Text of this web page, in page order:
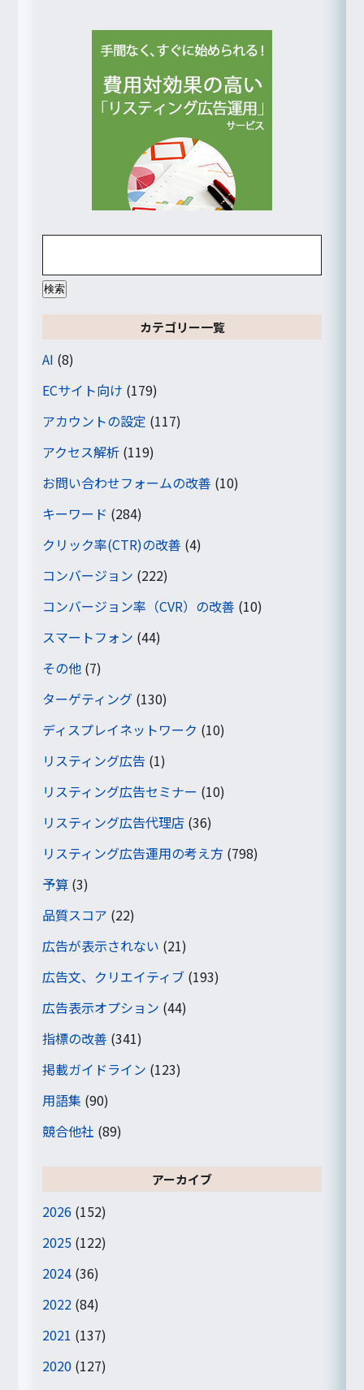
カテゴリー一覧
AI (8)
ECサイト向け (179)
アカウントの設定 (117)
アクセス解析 (119)
お問い合わせフォームの改善 (10)
キーワード (284)
クリック率(CTR)の改善 (4)
コンバージョン (222)
コンバージョン率（CVR）の改善 (10)
スマートフォン (44)
その他 (7)
ターゲティング (130)
ディスプレイネットワーク (10)
リスティング広告 (1)
リスティング広告セミナー (10)
リスティング広告代理店 (36)
リスティング広告運用の考え方 (798)
予算 (3)
品質スコア (22)
広告が表示されない (21)
広告文、クリエイティブ (193)
広告表示オプション (44)
指標の改善 (341)
掲載ガイドライン (123)
用語集 (90)
競合他社 (89)
アーカイブ
2026 (152)
2025 (122)
2024 (36)
2022 (84)
2021 (137)
2020 (127)